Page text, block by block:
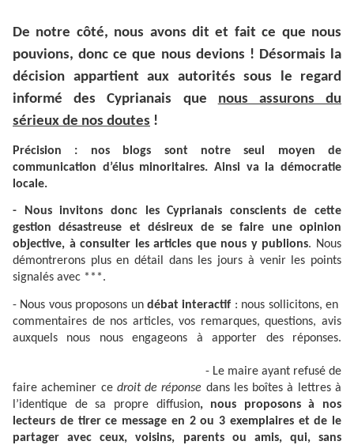
De notre côté, nous avons dit et fait ce que nous
pouvions, donc ce que nous devions ! Désormais la
décision appartient aux autorités sous le regard
informé des Cyprianais que nous assurons du
sérieux de nos doutes !
Précision : nos blogs sont notre seul moyen de
communication d’élus minoritaires. Ainsi va la démocratie
locale.
- Nous invitons donc les Cyprianais conscients de cette
gestion désastreuse et désireux de se faire une opinion
objective, à consulter les articles que nous y publions. Nous
démontrerons plus en détail dans les jours à venir les points
signalés avec ***.
- Nous vous proposons un débat interactif : nous sollicitons, en
commentaires de nos articles, vos remarques, questions, avis
auxquels nous nous engageons à apporter des réponses.
- Le maire ayant refusé de
faire acheminer ce droit de réponse dans les boîtes à lettres à
l’identique de sa propre diffusion, nous proposons à nos
lecteurs de tirer ce message en 2 ou 3 exemplaires et de le
partager avec ceux, voisins, parents ou amis, qui, sans